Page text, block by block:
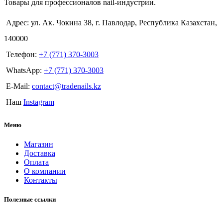
Товары для профессионалов nail-индустрии.
Адрес: ул. Ак. Чокина 38, г. Павлодар, Республика Казахстан,
140000
Телефон: +7 (771) 370-3003
WhatsApp: +7 (771) 370-3003
E-Mail: contact@tradenails.kz
Наш Instagram
Меню
Магазин
Доставка
Оплата
О компании
Контакты
Полезные ссылки